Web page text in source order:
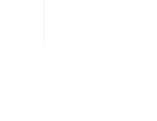
Azoty : tygodnik Zakładów
w Tarnowie. 1990